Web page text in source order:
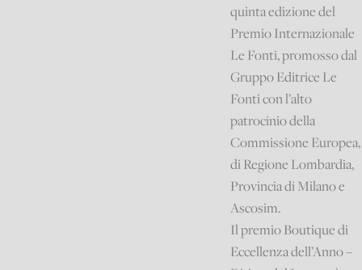
quinta edizione del
Premio Internazionale
Le Fonti, promosso dal
Gruppo Editrice Le
Fonti con l’alto
patrocinio della
Commissione Europea,
di Regione Lombardia,
Provincia di Milano e
Ascosim.
Il premio Boutique di
Eccellenza dell’Anno –